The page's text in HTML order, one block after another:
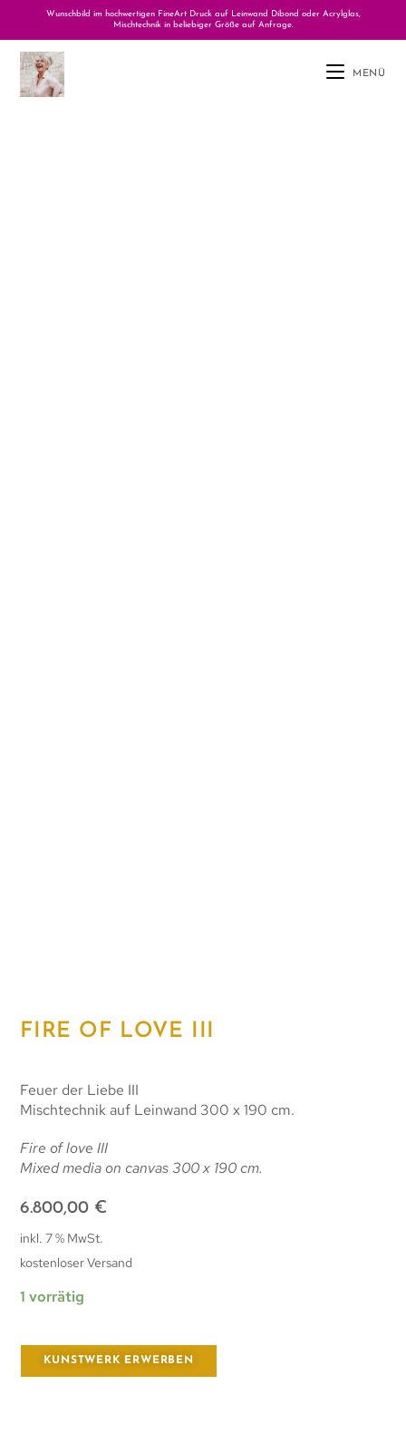
Wunschbild im hochwertigen FineArt Druck auf Leinwand Dibond oder Acrylglas,
Mischtechnik in beliebiger Größe auf Anfrage.
MENÜ
FIRE OF LOVE III
Feuer der Liebe III
Mischtechnik auf Leinwand 300 x 190 cm.
Fire of love III
Mixed media on canvas 300 x 190 cm.
6.800,00 €
inkl. 7 % MwSt.
kostenloser Versand
1 vorrätig
KUNSTWERK ERWERBEN